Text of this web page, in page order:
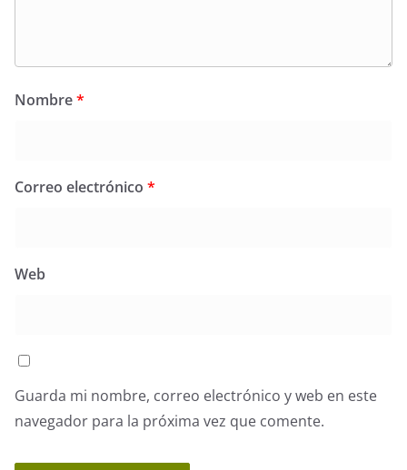
Nombre*
Correo electrónico *
Web
Guarda mi nombre, correo electrónico y web en este
navegador para la próxima vez que comente.